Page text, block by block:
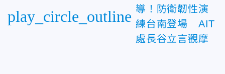
play_circle_outline 導！防衛韌性演
練台南登場 AIT
處長谷立言觀摩